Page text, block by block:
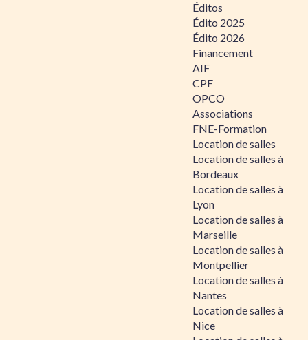
Éditos
Édito 2025
Édito 2026
Financement
AIF
CPF
OPCO
Associations
FNE-Formation
Location de salles
Location de salles à
Bordeaux
Location de salles à
Lyon
Location de salles à
Marseille
Location de salles à
Montpellier
Location de salles à
Nantes
Location de salles à
Nice